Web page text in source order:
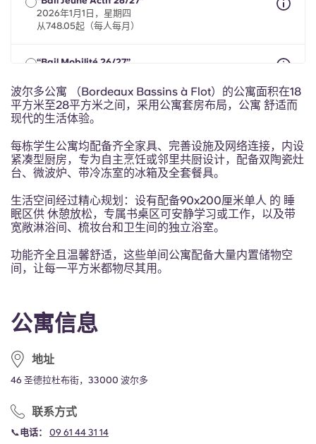
Portuguese
公寓信息
地址
46 圣德拉杜布街，33000 波尔多
联系方式
📞电话： 09 61 44 31 14
2026年1月1日，星期四
从748.05起（每人每月）
“Bail Mobilité 26/27”
从748.05起（每人每月）
波尔多公寓 （Bordeaux Bassins à Flot）的公寓面积在18
平方米至28平方米之间，采用公寓套房布局，公寓 舒适而
现代的生活体验。
每栋学生公寓均配备齐全家具、完善设施及网络连接，内设
紧凑型厨房，专为自主烹饪或邻里共厨设计，配备双陶瓷灶
台、微波炉、带冷冻室的冰箱及全套餐具。
生活空间经过精心规划： 设有配备90x200厘米单人 的 睡
眠区供 休憩放松，专属书桌区可安静学习或工作，以及带
宽敞淋浴间、梳妆台和卫生间的独立浴室。
功能齐全且温馨舒适，这些单间公寓配备大量内置储物空
间，让每一平方米都物尽其用。